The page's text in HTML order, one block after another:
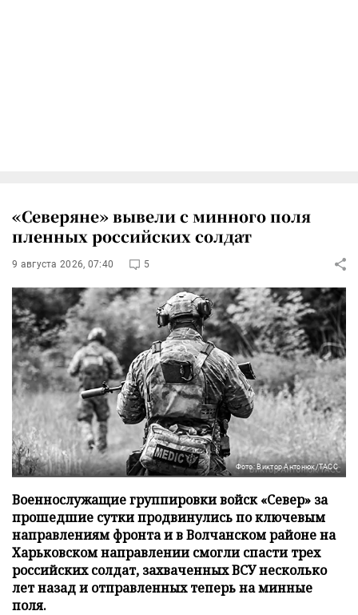
«Северяне» вывели с минного поля
пленных российских солдат
9 августа 2026, 07:40 5
Фото: Виктор Антонюк/ТАСС
Военнослужащие группировки войск «Север» за
прошедшие сутки продвинулись по ключевым
направлениям фронта и в Волчанском районе на
Харьковском направлении смогли спасти трех
российских солдат, захваченных ВСУ несколько
лет назад и отправленных теперь на минные
поля.